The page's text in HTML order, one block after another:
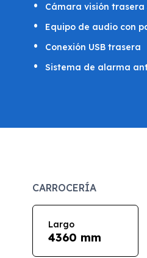
Cámara visión trasera
Equipo de audio con
Conexión USB trasera
Sistema de alarma
CARROCERÍA
Largo
4360 mm